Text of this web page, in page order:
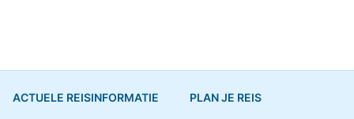
ACTUELE REISINFORMATIE PLAN JE REIS